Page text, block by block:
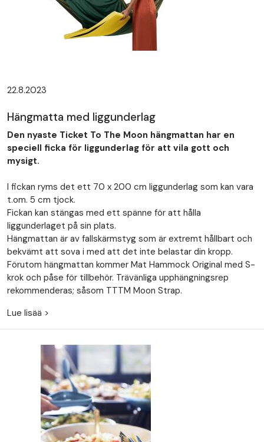
22.8.2023
Hängmatta med liggunderlag
Den nyaste Ticket To The Moon hängmattan har en
speciell ficka för liggunderlag för att vila gott och
mysigt.
I fickan ryms det ett 70 x 200 cm liggunderlag som kan vara
t.om. 5 cm tjock.
Fickan kan stängas med ett spänne för att hålla
liggunderlaget på sin plats.
Hängmattan är av fallskärmstyg som är extremt hållbart och
bekvämt att sova i med att det inte belastar din kropp.
Förutom hängmattan kommer Mat Hammock Original med S-
krok och påse för tillbehör. Trävänliga upphängningsrep
rekommenderas; såsom TTTM Moon Strap.
Lue lisää >